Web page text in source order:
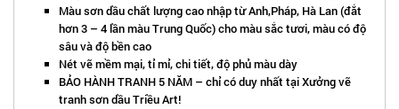
Màu sơn dầu chất lượng cao nhập từ Anh,Pháp, Hà Lan (đắt
hơn 3 – 4 lần màu Trung Quốc) cho màu sắc tươi, màu có độ
sâu và độ bền cao
Nét vẽ mềm mại, tỉ mỉ, chi tiết, độ phủ màu dày
BẢO HÀNH TRANH 5 NĂM – chỉ có duy nhất tại Xưởng vẽ
tranh sơn dầu Triều Art!